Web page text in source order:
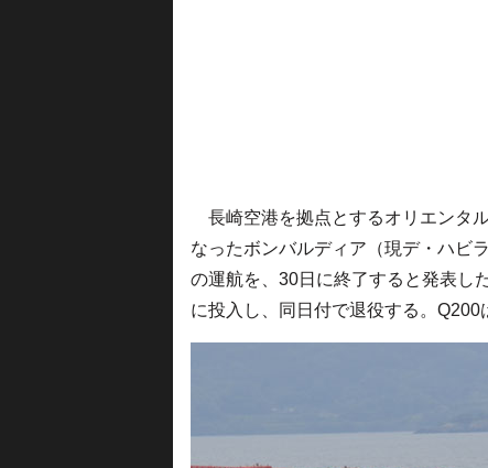
長崎空港を拠点とするオリエンタ
なったボンバルディア（現デ・ハビ
の運航を、30日に終了すると発表し
に投入し、同日付で退役する。Q200